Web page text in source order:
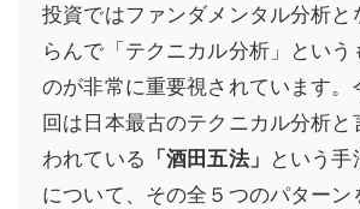
投資ではファンダメンタル分析と
らんで「テクニカル分析」という
のが非常に重要視されています。
回は日本最古のテクニカル分析と
われている 「酒田五法」 という手
について、その全５つのパターン